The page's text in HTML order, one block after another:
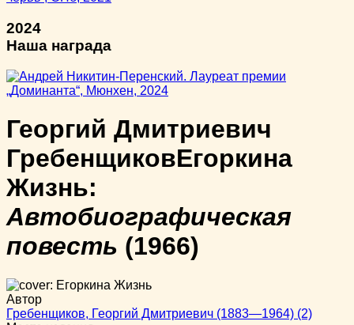
2024
Наша награда
Георгий Дмитриевич
ГребенщиковЕгоркина
Жизнь:
Автобиографическая
повесть (1966)
Автор
Гребенщиков, Георгий Дмитриевич (1883—1964) (2)